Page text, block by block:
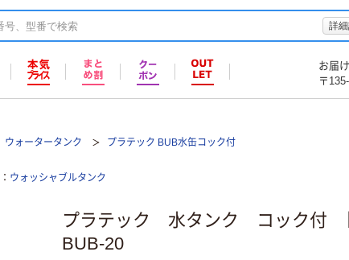
詳
お届
〒
ウォータータンク プラテック BUB水缶コック付
ウォッシャブルタンク
プラテック 水タンク コック付
BUB-20